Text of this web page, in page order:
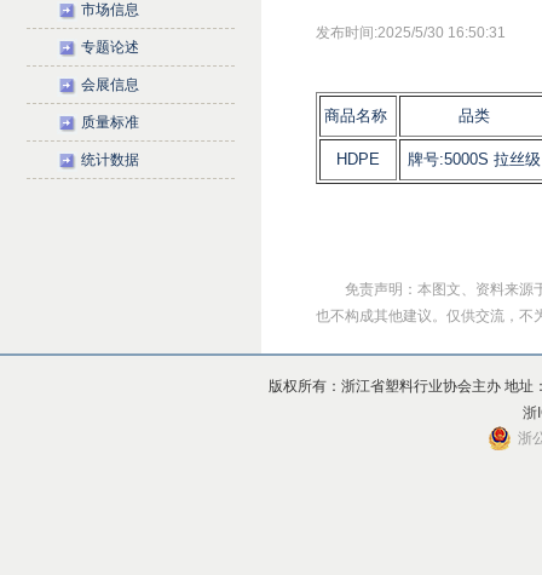
市场信息
专题论述
会展信息
质量标准
统计数据
发布时间:2025/5/30 16:50:31
商品名称 品类
HDPE 牌号:5000S 拉丝级
免责声明：本图文、资料来源
也不构成其他建议。仅供交流，
版权所有：浙江省塑料行业协会主办 地
浙
浙